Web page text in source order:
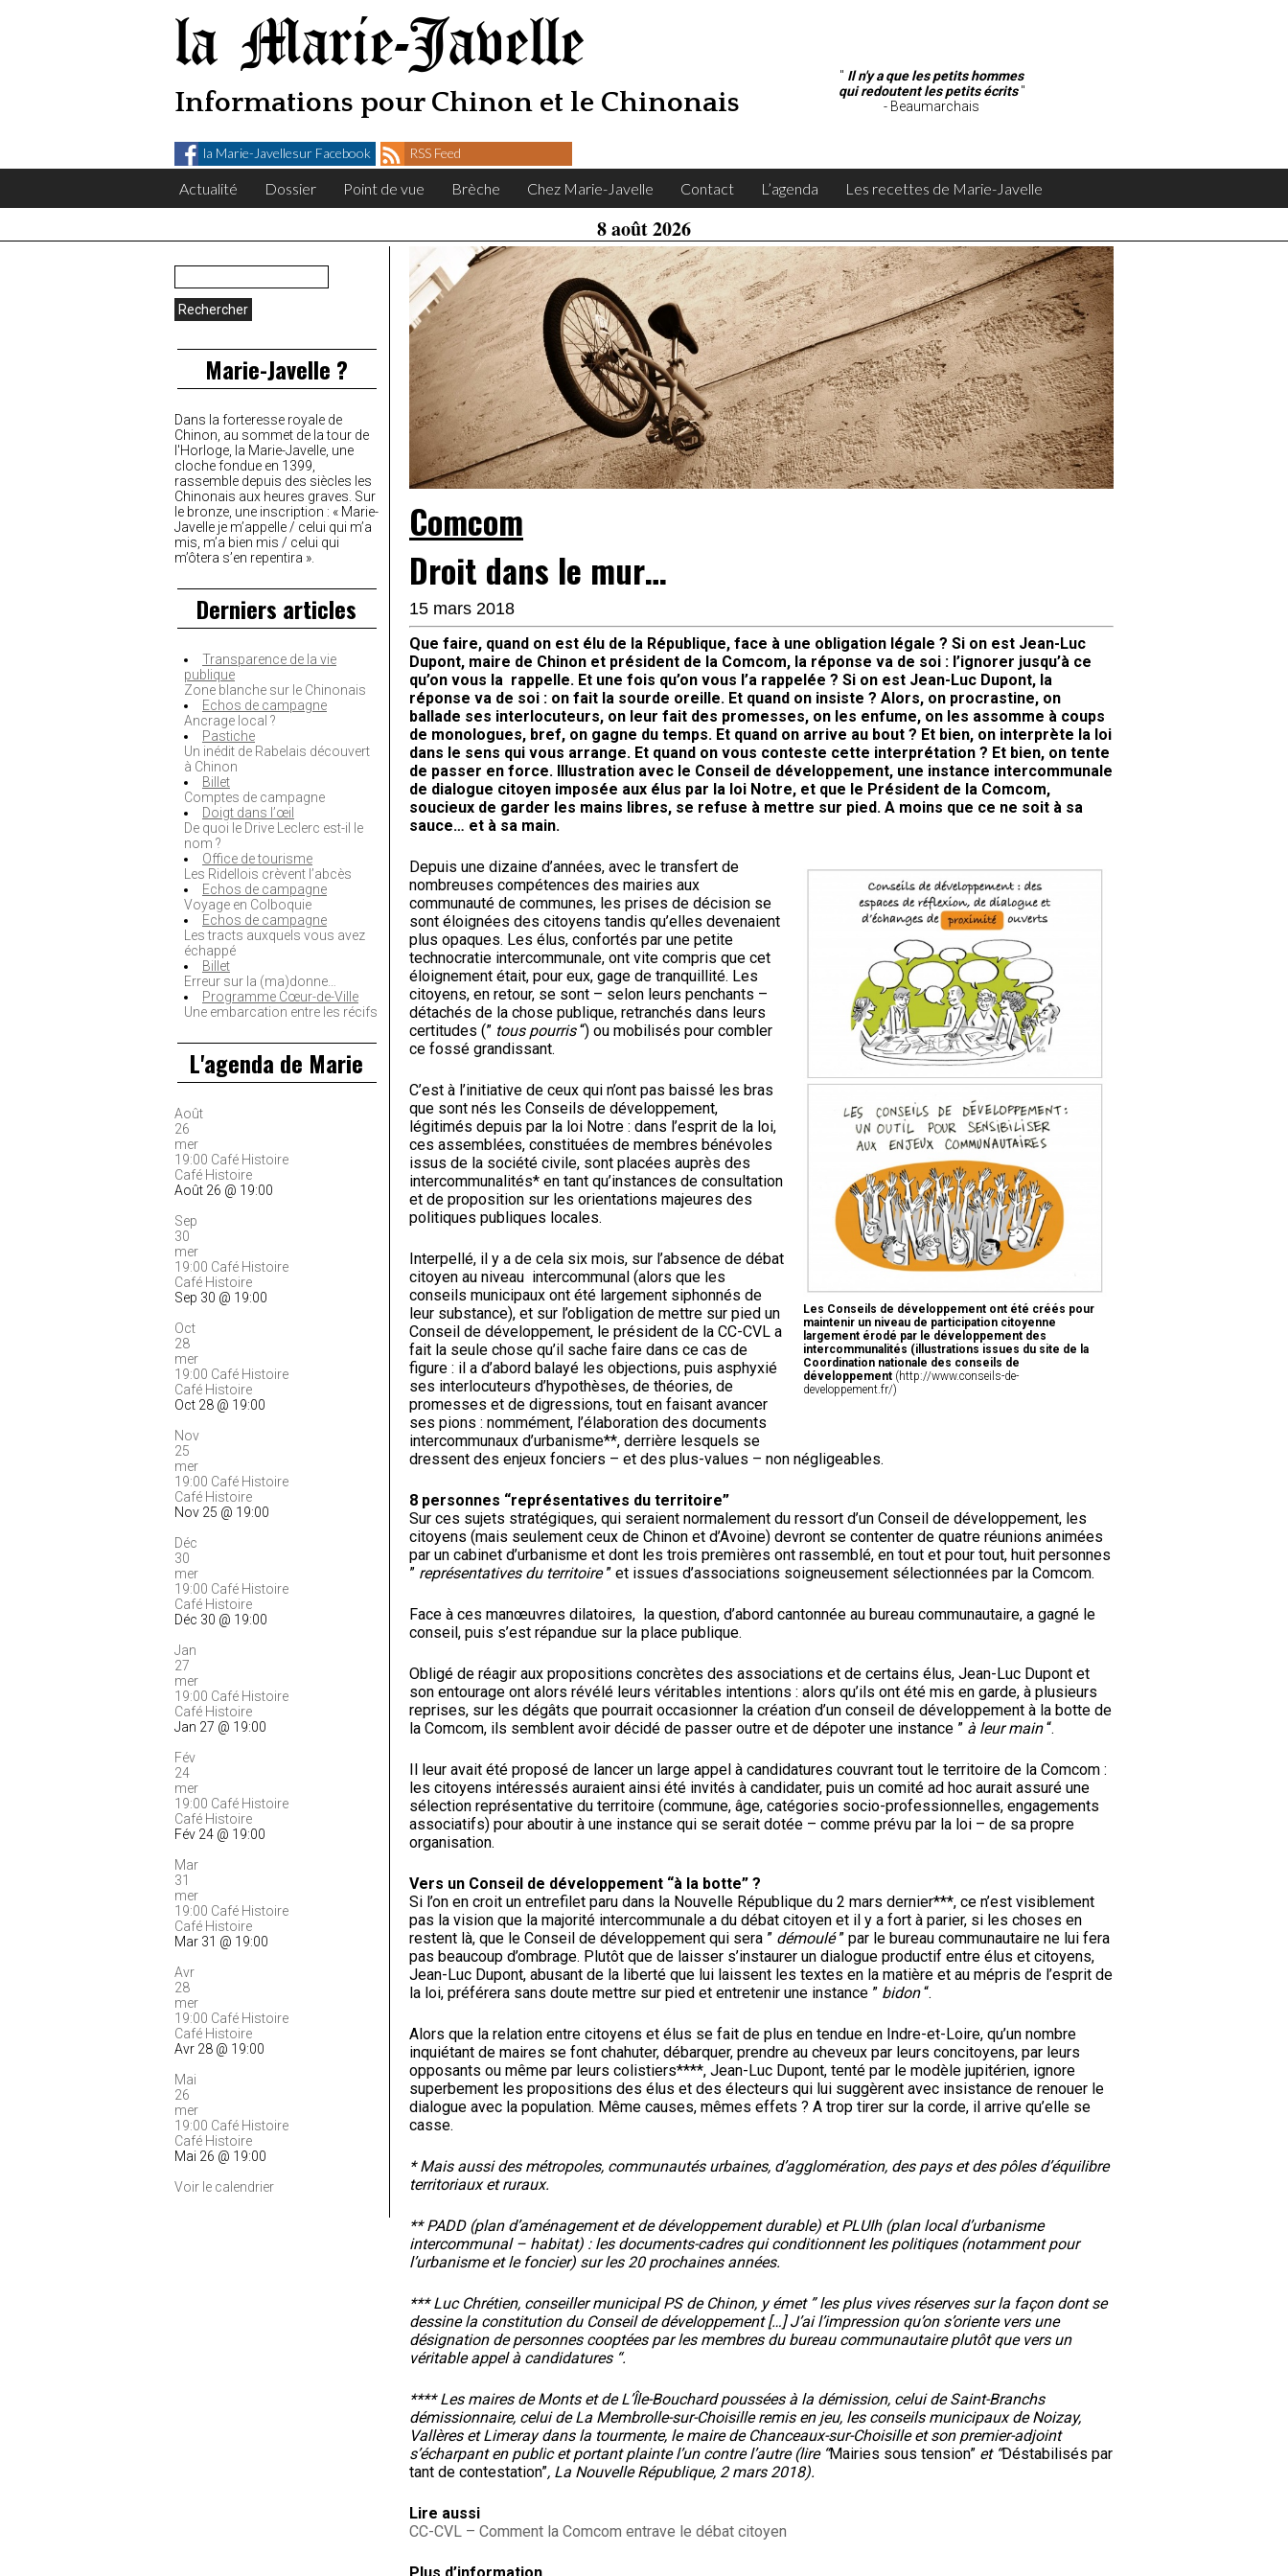
la Marie-Javelle
Informations pour Chinon et le Chinonais
" Il n'y a que les petits hommes
qui redoutent les petits écrits"
- Beaumarchais
la Marie-Javellesur Facebook RSS Feed
Actualité Dossier Point de vue Brèche Chez Marie-Javelle Contact L’agenda Les recettes de Marie-Javelle
8 août 2026
Rechercher :
Marie-Javelle ?
Dans la forteresse royale de
Chinon, au sommet de la tour de
l'Horloge, la Marie-Javelle, une
cloche fondue en 1399,
rassemble depuis des siècles les
Chinonais aux heures graves. Sur
le bronze, une inscription : « Marie-
Javelle je m’appelle / celui qui m’a
mis, m’a bien mis / celui qui
m’ôtera s’en repentira ».
Derniers articles
Transparence de la vie
publique
Zone blanche sur le Chinonais
Echos de campagne
Ancrage local ?
Pastiche
Un inédit de Rabelais découvert
à Chinon
Billet
Comptes de campagne
Doigt dans l’œil
De quoi le Drive Leclerc est-il le
nom ?
Office de tourisme
Les Ridellois crèvent l’abcès
Echos de campagne
Voyage en Colboquie
Echos de campagne
Les tracts auxquels vous avez
échappé
Billet
Erreur sur la (ma)donne…
Programme Cœur-de-Ville
Une embarcation entre les récifs
L'agenda de Marie
Août
26
mer
19:00 Café Histoire
Café Histoire
Août 26 @ 19:00
Sep
30
mer
19:00 Café Histoire
Café Histoire
Sep 30 @ 19:00
Oct
28
mer
19:00 Café Histoire
Café Histoire
Oct 28 @ 19:00
Nov
25
mer
19:00 Café Histoire
Café Histoire
Nov 25 @ 19:00
Déc
30
mer
19:00 Café Histoire
Café Histoire
Déc 30 @ 19:00
Jan
27
mer
19:00 Café Histoire
Café Histoire
Jan 27 @ 19:00
Fév
24
mer
19:00 Café Histoire
Café Histoire
Fév 24 @ 19:00
Mar
31
mer
19:00 Café Histoire
Café Histoire
Mar 31 @ 19:00
Avr
28
mer
19:00 Café Histoire
Café Histoire
Avr 28 @ 19:00
Mai
26
mer
19:00 Café Histoire
Café Histoire
Mai 26 @ 19:00
Voir le calendrier
Comcom
Droit dans le mur…
15 mars 2018
Que faire, quand on est élu de la République, face à une obligation légale ? Si on est Jean-Luc
Dupont, maire de Chinon et président de la Comcom, la réponse va de soi : l’ignorer jusqu’à ce
qu’on vous la rappelle. Et une fois qu’on vous l’a rappelée ? Si on est Jean-Luc Dupont, la
réponse va de soi : on fait la sourde oreille. Et quand on insiste ? Alors, on procrastine, on
ballade ses interlocuteurs, on leur fait des promesses, on les enfume, on les assomme à coups
de monologues, bref, on gagne du temps. Et quand on arrive au bout ? Et bien, on interprète la loi
dans le sens qui vous arrange. Et quand on vous conteste cette interprétation ? Et bien, on tente
de passer en force. Illustration avec le Conseil de développement, une instance intercommunale
de dialogue citoyen imposée aux élus par la loi Notre, et que le Président de la Comcom,
soucieux de garder les mains libres, se refuse à mettre sur pied. A moins que ce ne soit à sa
sauce… et à sa main.
Les Conseils de développement ont été créés pour
maintenir un niveau de participation citoyenne
largement érodé par le développement des
intercommunalités (illustrations issues du site de la
Coordination nationale des conseils de
développement (http://www.conseils-de-
developpement.fr/)
Depuis une dizaine d’années, avec le transfert de
nombreuses compétences des mairies aux
communauté de communes, les prises de décision se
sont éloignées des citoyens tandis qu’elles devenaient
plus opaques. Les élus, confortés par une petite
technocratie intercommunale, ont vite compris que cet
éloignement était, pour eux, gage de tranquillité. Les
citoyens, en retour, se sont – selon leurs penchants –
détachés de la chose publique, retranchés dans leurs
certitudes (” tous pourris“) ou mobilisés pour combler
ce fossé grandissant.
C’est à l’initiative de ceux qui n’ont pas baissé les bras
que sont nés les Conseils de développement,
légitimés depuis par la loi Notre : dans l’esprit de la loi,
ces assemblées, constituées de membres bénévoles
issus de la société civile, sont placées auprès des
intercommunalités* en tant qu’instances de consultation
et de proposition sur les orientations majeures des
politiques publiques locales.
Interpellé, il y a de cela six mois, sur l’absence de débat
citoyen au niveau intercommunal (alors que les
conseils municipaux ont été largement siphonnés de
leur substance), et sur l’obligation de mettre sur pied un
Conseil de développement, le président de la CC-CVL a
fait la seule chose qu’il sache faire dans ce cas de
figure : il a d’abord balayé les objections, puis asphyxié
ses interlocuteurs d’hypothèses, de théories, de
promesses et de digressions, tout en faisant avancer
ses pions : nommément, l’élaboration des documents
intercommunaux d’urbanisme**, derrière lesquels se
dressent des enjeux fonciers – et des plus-values – non négligeables.
8 personnes “représentatives du territoire”
Sur ces sujets stratégiques, qui seraient normalement du ressort d’un Conseil de développement, les
citoyens (mais seulement ceux de Chinon et d’Avoine) devront se contenter de quatre réunions animées
par un cabinet d’urbanisme et dont les trois premières ont rassemblé, en tout et pour tout, huit personnes
” représentatives du territoire” et issues d’associations soigneusement sélectionnées par la Comcom.
Face à ces manœuvres dilatoires, la question, d’abord cantonnée au bureau communautaire, a gagné le
conseil, puis s’est répandue sur la place publique.
Obligé de réagir aux propositions concrètes des associations et de certains élus, Jean-Luc Dupont et
son entourage ont alors révélé leurs véritables intentions : alors qu’ils ont été mis en garde, à plusieurs
reprises, sur les dégâts que pourrait occasionner la création d’un conseil de développement à la botte de
la Comcom, ils semblent avoir décidé de passer outre et de dépoter une instance ” à leur main“.
Il leur avait été proposé de lancer un large appel à candidatures couvrant tout le territoire de la Comcom :
les citoyens intéressés auraient ainsi été invités à candidater, puis un comité ad hoc aurait assuré une
sélection représentative du territoire (commune, âge, catégories socio-professionnelles, engagements
associatifs) pour aboutir à une instance qui se serait dotée – comme prévu par la loi – de sa propre
organisation.
Vers un Conseil de développement “à la botte” ?
Si l’on en croit un entrefilet paru dans la Nouvelle République du 2 mars dernier***, ce n’est visiblement
pas la vision que la majorité intercommunale a du débat citoyen et il y a fort à parier, si les choses en
restent là, que le Conseil de développement qui sera ” démoulé” par le bureau communautaire ne lui fera
pas beaucoup d’ombrage. Plutôt que de laisser s’instaurer un dialogue productif entre élus et citoyens,
Jean-Luc Dupont, abusant de la liberté que lui laissent les textes en la matière et au mépris de l’esprit de
la loi, préférera sans doute mettre sur pied et entretenir une instance ” bidon“.
Alors que la relation entre citoyens et élus se fait de plus en tendue en Indre-et-Loire, qu’un nombre
inquiétant de maires se font chahuter, débarquer, prendre au cheveux par leurs concitoyens, par leurs
opposants ou même par leurs colistiers****, Jean-Luc Dupont, tenté par le modèle jupitérien, ignore
superbement les propositions des élus et des électeurs qui lui suggèrent avec insistance de renouer le
dialogue avec la population. Même causes, mêmes effets ? A trop tirer sur la corde, il arrive qu’elle se
casse.
* Mais aussi des métropoles, communautés urbaines, d’agglomération, des pays et des pôles d’équilibre
territoriaux et ruraux.
** PADD (plan d’aménagement et de développement durable) et PLUIh (plan local d’urbanisme
intercommunal – habitat) : les documents-cadres qui conditionnent les politiques (notamment pour
l’urbanisme et le foncier) sur les 20 prochaines années.
*** Luc Chrétien, conseiller municipal PS de Chinon, y émet ” les plus vives réserves sur la façon dont se
dessine la constitution du Conseil de développement […] J’ai l’impression qu’on s’oriente vers une
désignation de personnes cooptées par les membres du bureau communautaire plutôt que vers un
véritable appel à candidatures “.
**** Les maires de Monts et de L’Île-Bouchard poussées à la démission, celui de Saint-Branchs
démissionnaire, celui de La Membrolle-sur-Choisille remis en jeu, les conseils municipaux de Noizay,
Vallères et Limeray dans la tourmente, le maire de Chanceaux-sur-Choisille et son premier-adjoint
s’écharpant en public et portant plainte l’un contre l’autre (lire “Mairies sous tension” et “Déstabilisés par
tant de contestation”, La Nouvelle République, 2 mars 2018).
Lire aussi
CC-CVL – Comment la Comcom entrave le débat citoyen
Plus d’information